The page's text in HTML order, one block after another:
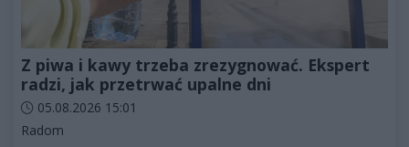
Z piwa i kawy trzeba zrezygnować. Ekspert
radzi, jak przetrwać upalne dni
Data dodania artykułu:
05.08.2026 15:01
Kategorie artykułu:
Radom